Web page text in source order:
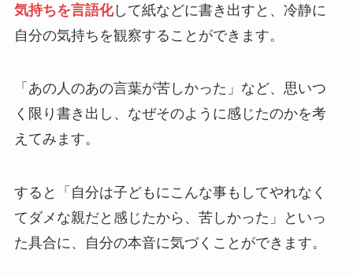
気持ちを言語化して紙などに書き出すと、冷静に
自分の気持ちを観察することができます。
「あの人のあの言葉が苦しかった」など、思いつ
く限り書き出し、なぜそのように感じたのかを考
えてみます。
すると「自分は子どもにこんな事もしてやれなく
てダメな親だと感じたから、苦しかった」といっ
た具合に、自分の本音に気づくことができます。